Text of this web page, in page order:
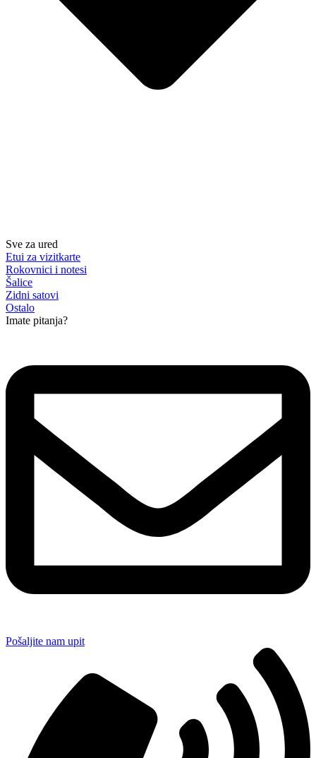
Sve za ured
Etui za vizitkarte
Rokovnici i notesi
Šalice
Zidni satovi
Ostalo
Imate pitanja?
Pošaljite nam upit